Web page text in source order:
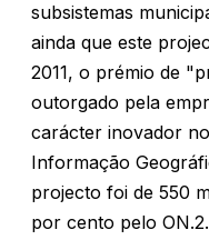
subsistemas
ainda que este
2011, o prémio de
outorgado pela
carácter inovador
Informação
projecto foi de 550
por cento pelo ON.2.